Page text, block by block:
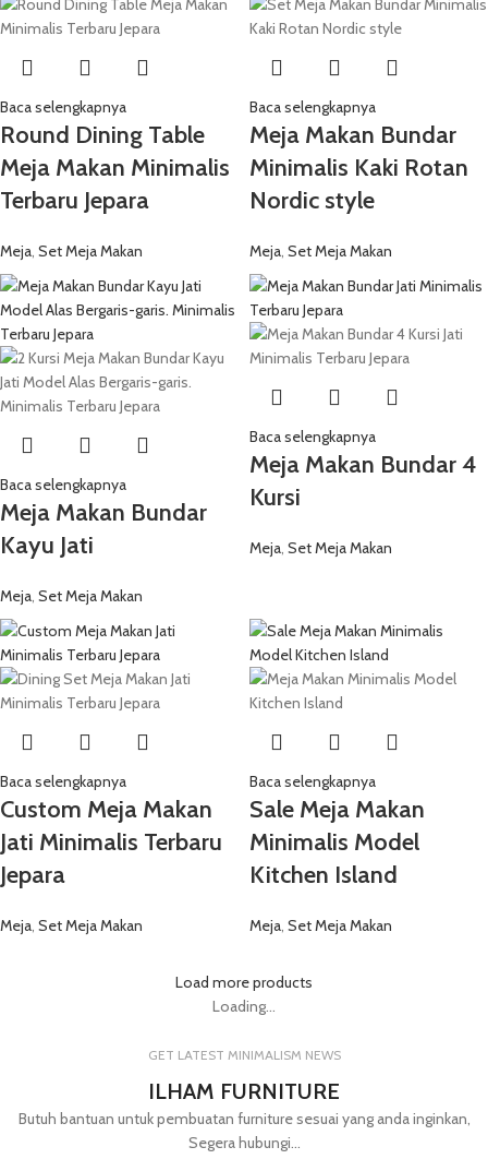
Baca selengkapnya
Round Dining Table
Meja Makan Minimalis
Terbaru Jepara
Meja, Set Meja Makan
Baca selengkapnya
Meja Makan Bundar
Minimalis Kaki Rotan
Nordic style
Meja, Set Meja Makan
Baca selengkapnya
Meja Makan Bundar
Kayu Jati
Meja, Set Meja Makan
Baca selengkapnya
Meja Makan Bundar 4
Kursi
Meja, Set Meja Makan
Baca selengkapnya
Custom Meja Makan
Jati Minimalis Terbaru
Jepara
Meja, Set Meja Makan
Baca selengkapnya
Sale Meja Makan
Minimalis Model
Kitchen Island
Meja, Set Meja Makan
Load more products
Loading...
GET LATEST MINIMALISM NEWS
ILHAM FURNITURE
Butuh bantuan untuk pembuatan furniture sesuai yang anda inginkan,
Segera hubungi...